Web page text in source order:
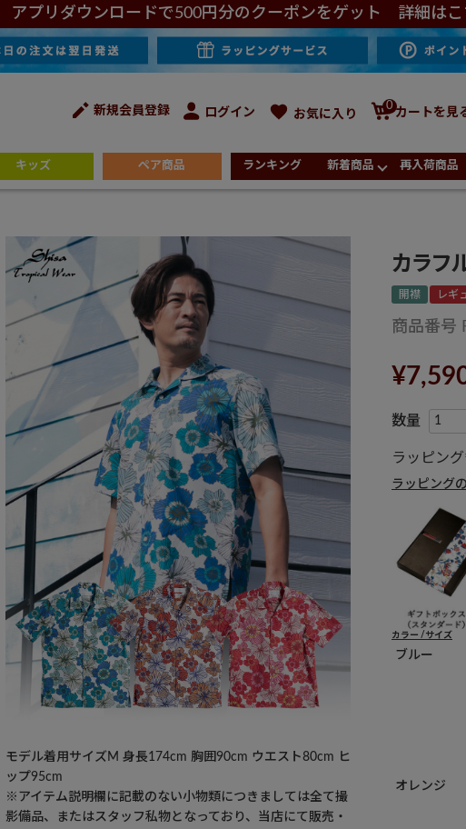
アプリダウンロードで500円分のクーポンをゲット 詳細はこ
新規会員登録 ログイン お気に入り
0
カートを見
キッズ ペア商品 ランキング 新着商品 再入荷商品
モデル着用サイズM 身長174cm 胸囲90cm ウエスト80cm ヒ
ップ95cm
※アイテム説明欄に記載のない小物類につきましては全て撮
影備品、またはスタッフ私物となっており、当店にて販売・
カラフ
開襟 レギ
商品番号
¥
ラッピング
(
ラッピング
カラー サイズ
ブルー
オレンジ